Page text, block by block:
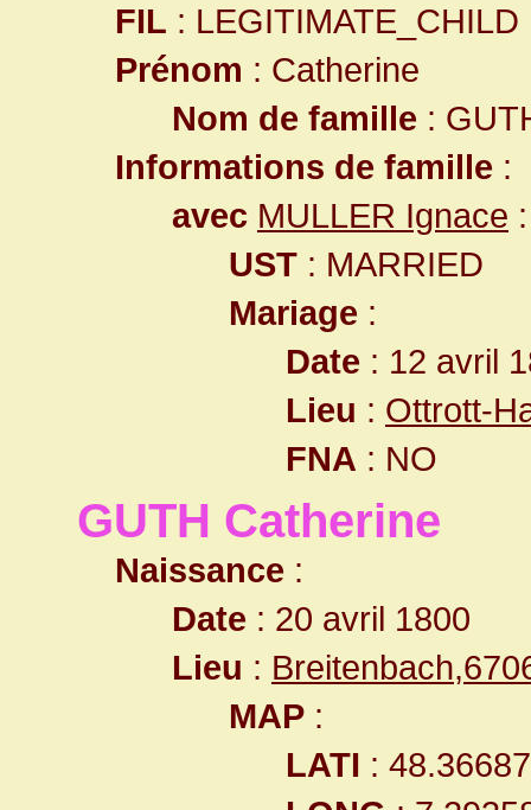
FIL : LEGITIMATE_CHILD
Prénom : Catherine
Nom de famille :
Informations de famille :
avec MULLER Ignace :
UST : MARRIED
Mariage :
Date : 12 avril
Lieu : Ottrott-
FNA : NO
GUTH Catherine
Naissance :
Date : 20 avril 1800
Lieu :
MAP :
LATI :